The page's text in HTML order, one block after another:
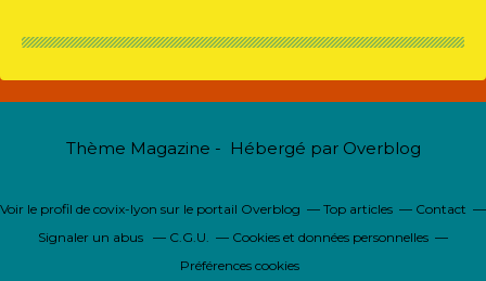
Thème Magazine - Hébergé par Overblog
Voir le profil de covix-lyon sur le portail Overblog Top articles
Contact
Signaler un abus
C.G.U.
Cookies et données personnelles
Préférences cookies